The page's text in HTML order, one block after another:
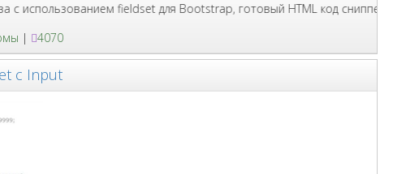
with Animation, Full Width and Long Modals.
fieldset для Bootstrap, готовый HTML код сниппета для
| 4070
с Input